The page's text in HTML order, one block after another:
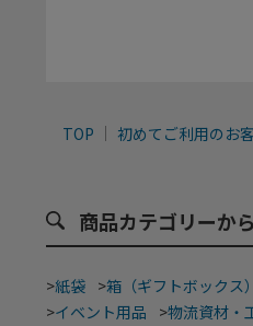
TOP 初めてご利用のお
商品カテゴリーか
>紙袋 >箱（ギフトボックス）
>イベント用品 >物流資材・